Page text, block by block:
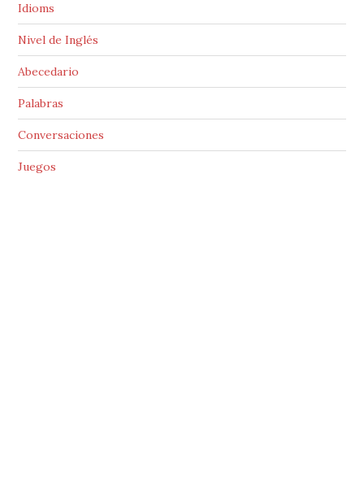
Idioms
Nivel de Inglés
Abecedario
Palabras
Conversaciones
Juegos